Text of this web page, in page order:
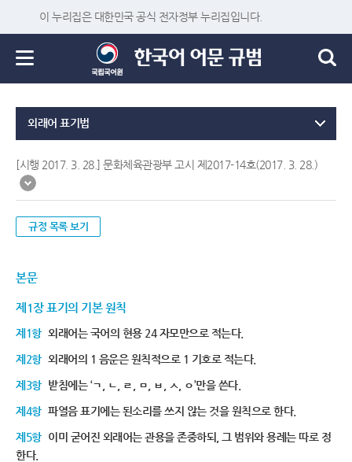
이 누리집은 대한민국 공식 전자정부 누리집입니다.
외래어 표기법
[시행 2017. 3. 28.] 문화체육관광부 고시 제2017-14호(2017. 3. 28.)
규정 목록 보기
본문
제1장 표기의 기본 원칙
제1항 외래어는 국어의 현용 24 자모만으로 적는다.
제2항 외래어의 1 음운은 원칙적으로 1 기호로 적는다.
제3항 받침에는 ‘ㄱ, ㄴ, ㄹ, ㅁ, ㅂ, ㅅ, ㅇ’만을 쓴다.
제4항 파열음 표기에는 된소리를 쓰지 않는 것을 원칙으로 한다.
제5항 이미 굳어진 외래어는 관용을 존중하되, 그 범위와 용례는 따로 정
한다.